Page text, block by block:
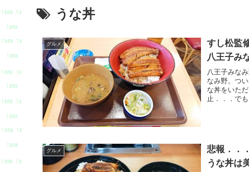
うな丼
グルメ
すし松監
八王子み
八王子みな
なみ野。つ
な丼をいた
止．．．で
グルメ
悲報．．
うな丼は